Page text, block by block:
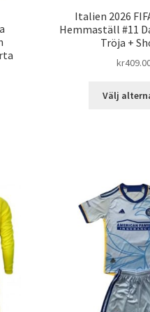
Italien 2026
Hemmaställ #11
Tröja +
kr
Välj